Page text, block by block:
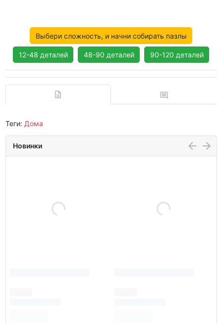
Выбери сложность, и начни собирать пазлы
12-48 деталей 48-90 деталей 90-120 деталей
Теги: Дома
Новинки